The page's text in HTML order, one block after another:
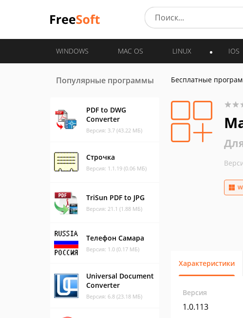
WINDOWS MAC OS LINUX IOS
Популярные программы
PDF to DWG
Converter
Версия: 3.7 (43.22 МБ)
Строчка
Версия: 1.1.19 (0.06 МБ)
TriSun PDF to JPG
Версия: 21.1 (1.88 МБ)
Телефон Самара
Версия: 1.0 (0.17 МБ)
Universal Document
Converter
Версия: 6.8 (23.18 МБ)
Бесплатные
Характеристики
Версия
1.0.113